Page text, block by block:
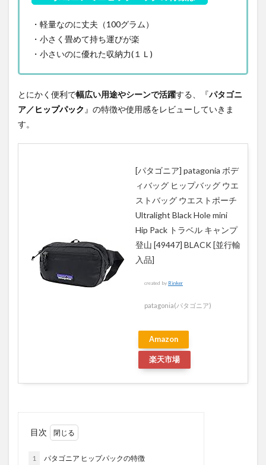
・軽量なのに丈夫（100グラム）
・小さく畳めて持ち運びが楽
・小さいのに優れた収納力(１Ｌ)
とにかく便利で幅広い用途やシーンで活躍する、『パタゴニ
ア／ヒップパック 』 の特徴や使用感をレビューしていきま
す。
[パタゴニア] patagonia ボデ
ィバッグ ヒップバッグ ウエ
ストバッグ ウエストポーチ
Ultralight Black Hole mini
Hip Pack トラベル キャンプ
登山 [49447] BLACK [並行輸
入品]
created by Rinker
patagonia(パタゴニア)
Amazon
楽天市場
目次
1 パタゴニア ヒップパックの特徴